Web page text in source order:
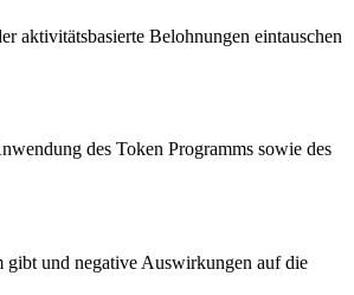
aktivitätsbasierte Belohnungen eintauschen
des Token Programms sowie des
gibt und negative Auswirkungen auf die